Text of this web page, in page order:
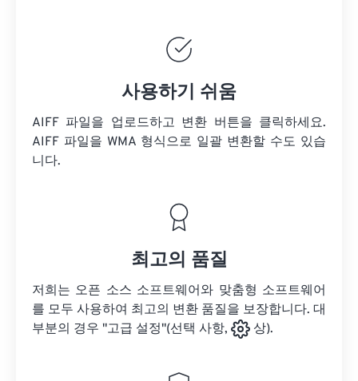
사용하기 쉬움
AIFF 파일을 업로드하고 변환 버튼을 클릭하세요.
AIFF 파일을 WMA 형식으로 일괄 변환할 수도 있습
니다.
최고의 품질
저희는 오픈 소스 소프트웨어와 맞춤형 소프트웨어
를 모두 사용하여 최고의 변환 품질을 보장합니다. 대
부분의 경우 "고급 설정"(선택 사항,
상).